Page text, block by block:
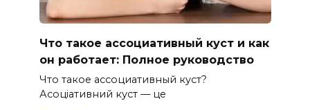
Что такое ассоциативный куст и как
он работает: Полное руководство
Что такое ассоциативный куст?
Асоціативний куст — це